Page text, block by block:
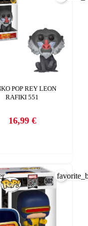
POP REY LEON
RAFIKI 551
Precio
16,99 €